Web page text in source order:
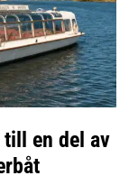
en del av